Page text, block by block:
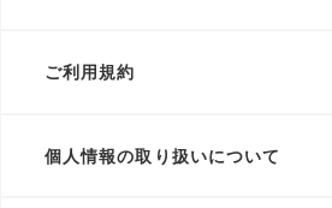
ご利用規約
個人情報の取り扱いについて